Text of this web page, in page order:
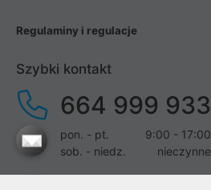
Regulaminy i regulacje
Szybki kontakt
664 999 933
pon. - pt.
9:00 - 17:00
sob. - niedz.
nieczynne